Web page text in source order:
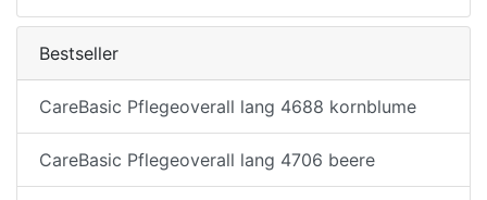
Bestseller
CareBasic Pflegeoverall lang 4688 kornblume
CareBasic Pflegeoverall lang 4706 beere